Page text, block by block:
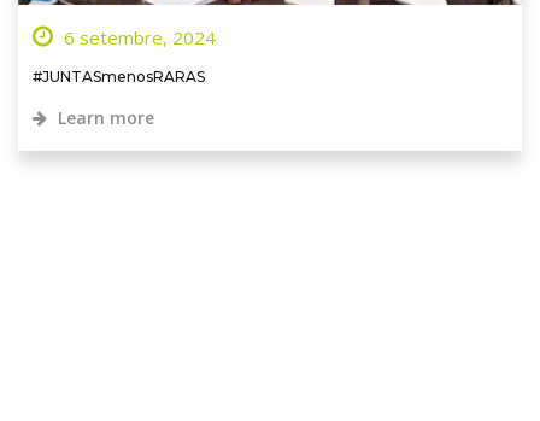
6 setembre, 2024
#JUNTASmenosRARAS
Learn more